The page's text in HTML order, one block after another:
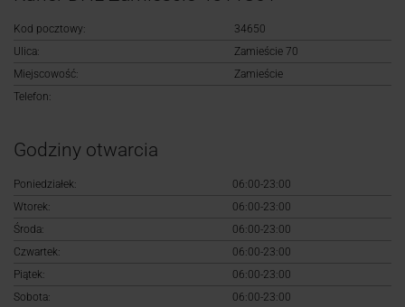
Logowanie
Kod pocztowy:
34650
Ulica:
Zamieście 70
Miejscowość:
Zamieście
Telefon:
Godziny otwarcia
Poniedziałek:
06:00-23:00
Wtorek:
06:00-23:00
Środa:
06:00-23:00
Czwartek:
06:00-23:00
Piątek:
06:00-23:00
Sobota:
06:00-23:00